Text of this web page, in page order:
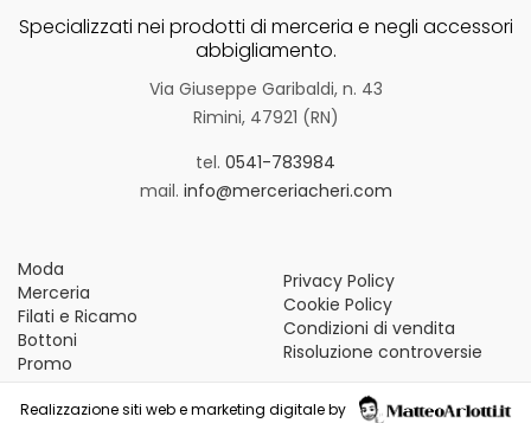
Specializzati nei prodotti di merceria e negli accessori
abbigliamento.
Via Giuseppe Garibaldi, n. 43
Rimini, 47921 (RN)
tel. 0541-783984
mail. info@merceriacheri.com
Moda
Merceria
Filati e Ricamo
Bottoni
Promo
Privacy Policy
Cookie Policy
Condizioni di vendita
Risoluzione controversie
Realizzazione siti web e marketing digitale by